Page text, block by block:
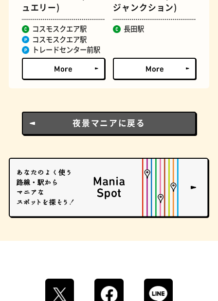
おでん らせん階段
ュエリー)
コスモスクエア駅
コスモスクエア駅
トレードセンター前駅
ジャンクション)
長田駅
夜景マニアに戻る